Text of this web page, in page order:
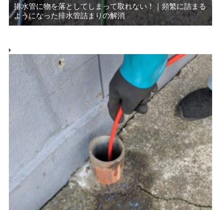
排水管に物を落としてしまって取れない！｜頻繁に詰まる
ようになった排水管詰まりの解消